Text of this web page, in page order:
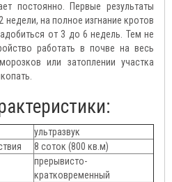
постоянно. Первые результаты
недели, на полное изгнание кротов
от 3 до 6 недель. Тем не
работать в почве на весь
или затоплении участка
ультразвук
8 соток (800 кв.м)
прерывисто-
кратковременный